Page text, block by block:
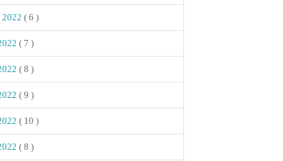
2022 ( 6 )
( 7 )
( 8 )
( 9 )
( 10 )
( 8 )